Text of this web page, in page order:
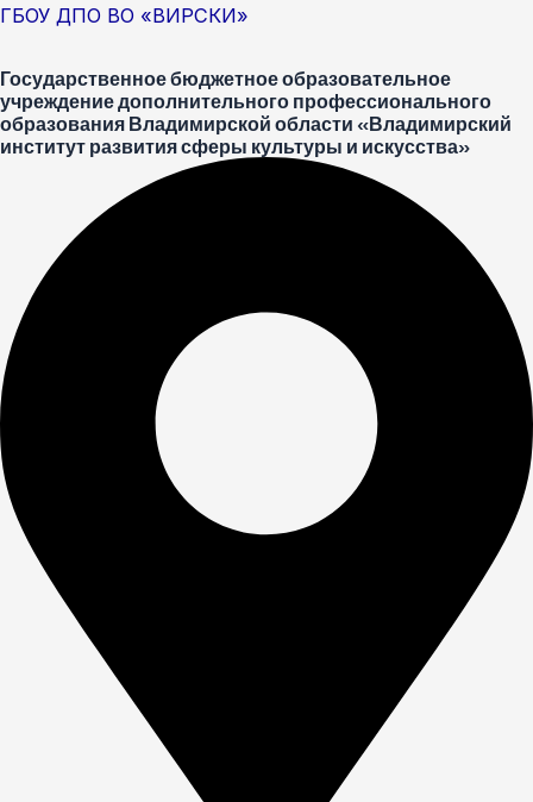
Перейти
содержимому
ГБОУ ДПО ВО «ВИРСКИ»
Государственное бюджетное образовательное
учреждение дополнительного профессионального
образования Владимирской области «Владимирский
институт развития сферы культуры и искусства»
Меню
Post